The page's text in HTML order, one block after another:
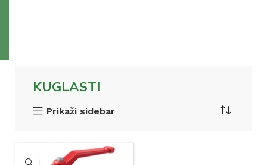
KUGLASTI
Prikaži sidebar